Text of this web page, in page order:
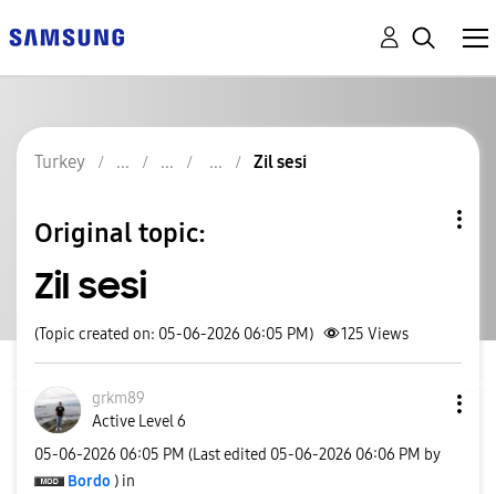
Turkey Zil sesi
Original topic:
Zil sesi
(Topic created on: 05-06-2026 06:05 PM) 125 Views
grkm89
Active Level 6
‎05-06-2026 06:05 PM (Last edited ‎05-06-2026 06:06 PM by
Bordo ) in